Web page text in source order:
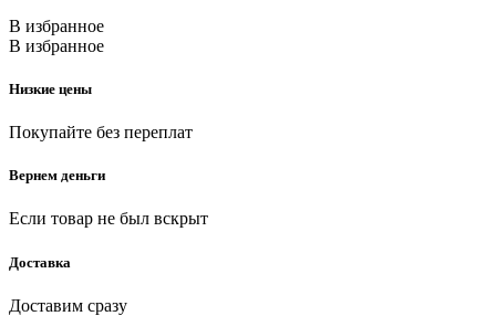
В избранное
В избранное
Низкие цены
Покупайте без переплат
Вернем деньги
Если товар не был вскрыт
Доставка
Доставим сразу